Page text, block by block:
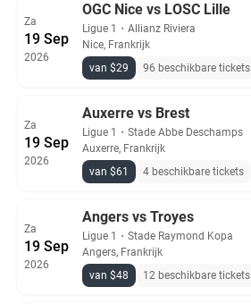
Za
19 Sep
2026
OGC Nice vs LOSC Lille
Ligue 1 ・ Allianz Riviera
Nice, Frankrijk
van $29
96 beschikbare tickets
Za
19 Sep
2026
Auxerre vs Brest
Ligue 1 ・ Stade Abbe Deschamps
Auxerre, Frankrijk
van $61
4 beschikbare tickets
Za
19 Sep
2026
Angers vs Troyes
Ligue 1 ・ Stade Raymond Kopa
Angers, Frankrijk
van $48
12 beschikbare tickets